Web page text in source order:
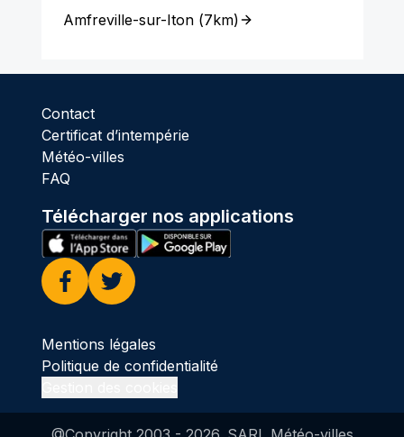
Amfreville-sur-Iton(7km)
Contact
Certificat d’intempérie
Météo-villes
FAQ
Télécharger nos applications
Facebook
Twitter
Mentions légales
Politique de confidentialité